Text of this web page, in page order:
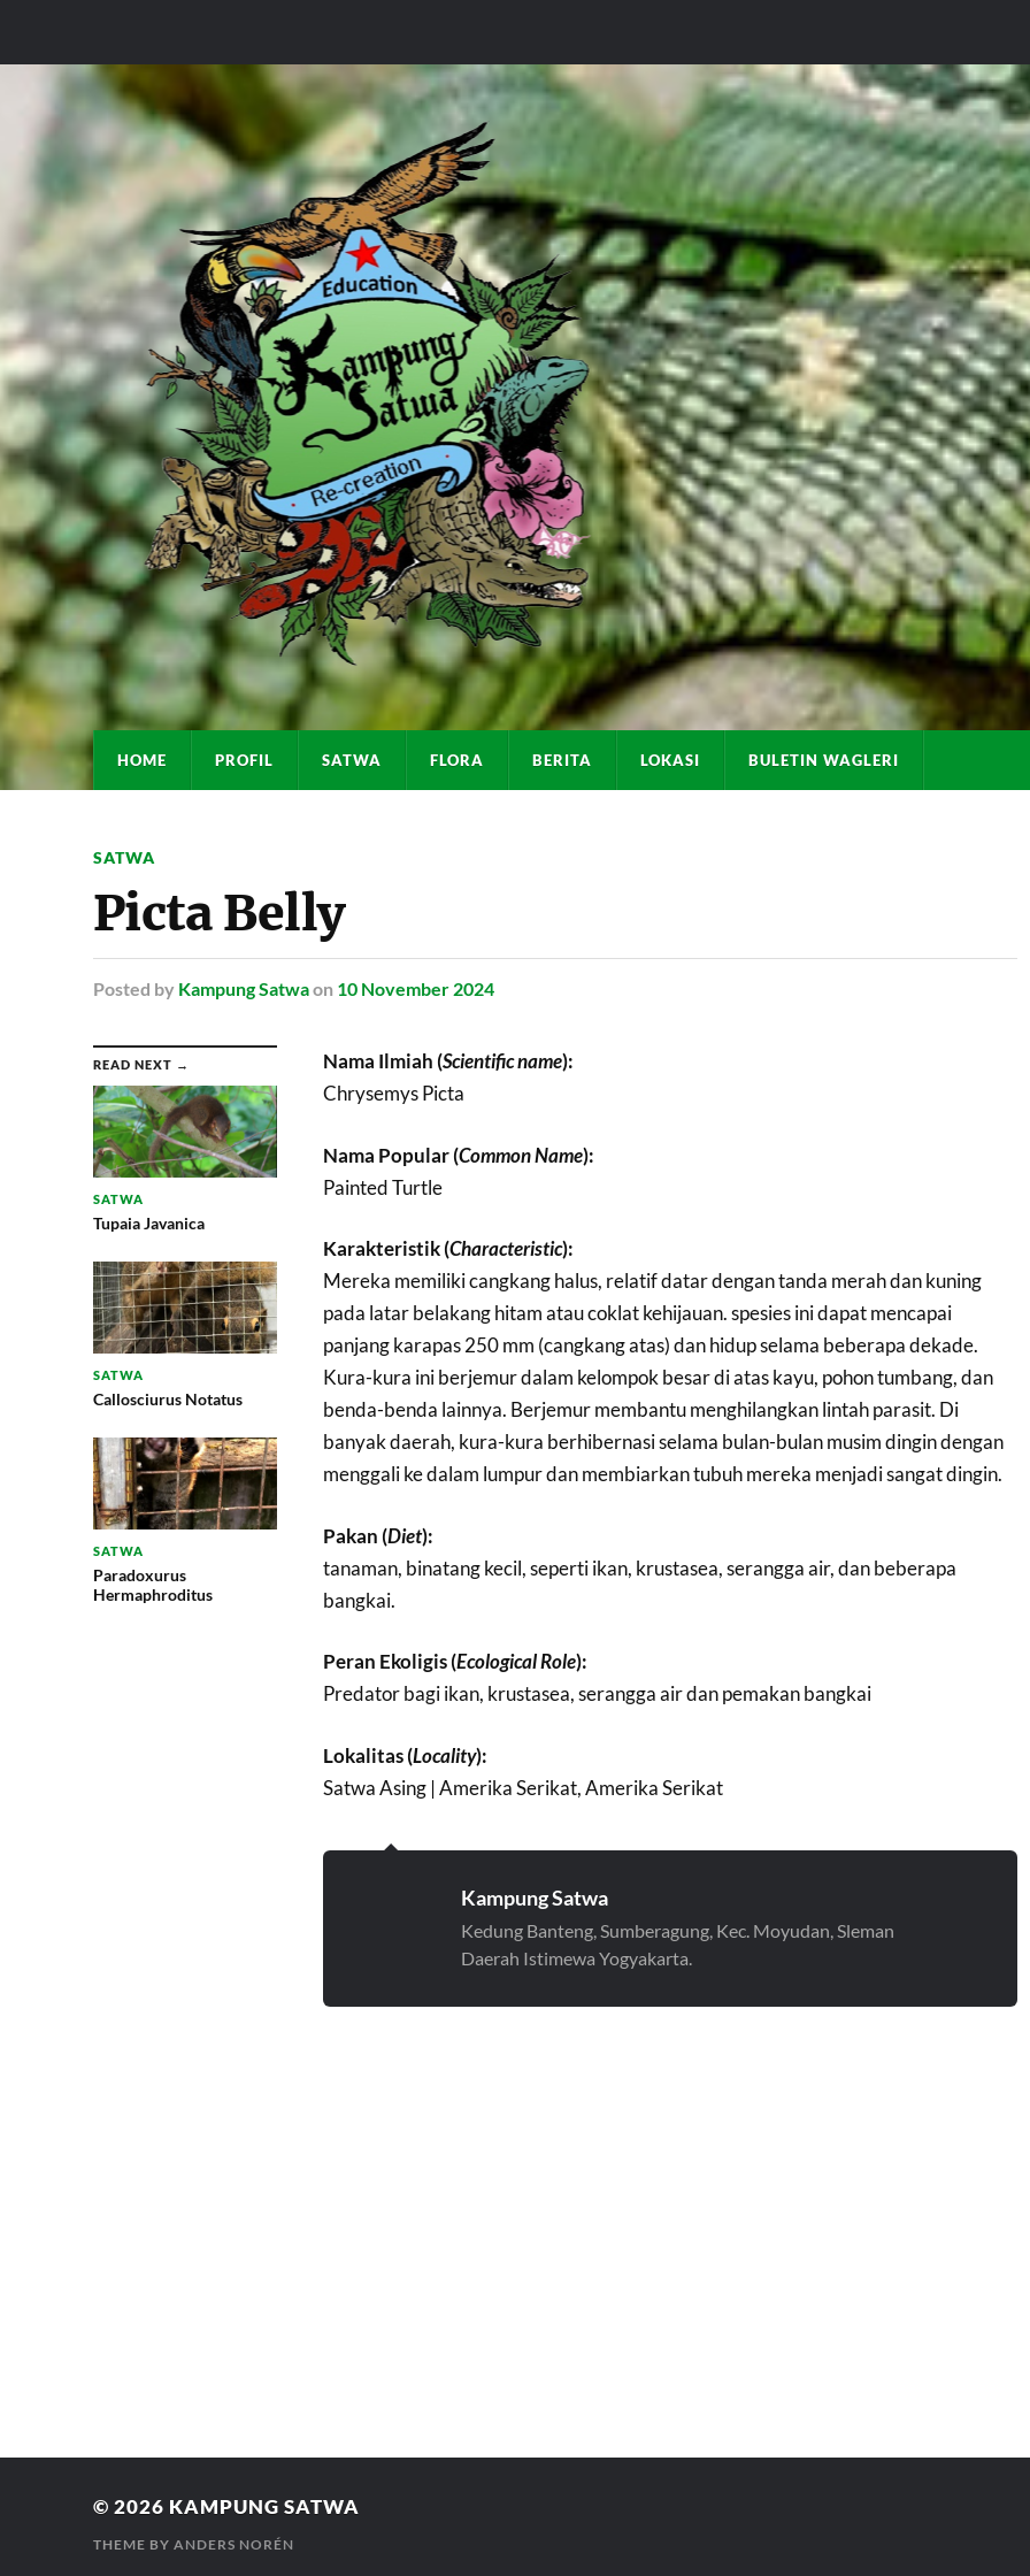
HOME PROFIL SATWA FLORA BERITA LOKASI BULETIN WAGLERI
SATWA
Picta Belly
Posted by Kampung Satwaon 10 November 2024
READ NEXT →
SATWA
Tupaia Javanica
SATWA
Callosciurus Notatus
SATWA
Paradoxurus
Hermaphroditus
Nama Ilmiah (Scientific name):
Chrysemys Picta
Nama Popular (Common Name):
Painted Turtle
Karakteristik (Characteristic):
Mereka memiliki cangkang halus, relatif datar dengan tanda merah dan kuning
pada latar belakang hitam atau coklat kehijauan. spesies ini dapat mencapai
panjang karapas 250 mm (cangkang atas) dan hidup selama beberapa dekade.
Kura-kura ini berjemur dalam kelompok besar di atas kayu, pohon tumbang, dan
benda-benda lainnya. Berjemur membantu menghilangkan lintah parasit. Di
banyak daerah, kura-kura berhibernasi selama bulan-bulan musim dingin dengan
menggali ke dalam lumpur dan membiarkan tubuh mereka menjadi sangat dingin.
Pakan (Diet):
tanaman, binatang kecil, seperti ikan, krustasea, serangga air, dan beberapa
bangkai.
Peran Ekoligis (Ecological Role):
Predator bagi ikan, krustasea, serangga air dan pemakan bangkai
Lokalitas (Locality):
Satwa Asing | Amerika Serikat, Amerika Serikat
Kampung Satwa
Kedung Banteng, Sumberagung, Kec. Moyudan, Sleman
Daerah Istimewa Yogyakarta.
© 2026 KAMPUNG SATWA
THEME BY ANDERS NORÉN